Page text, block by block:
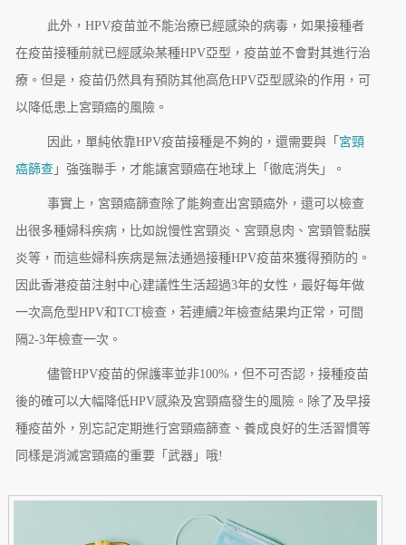
此外，HPV疫苗並不能治療已經感染的病毒，如果接種者
在疫苗接種前就已經感染某種HPV亞型，疫苗並不會對其進行治
療。但是，疫苗仍然具有預防其他高危HPV亞型感染的作用，可
以降低患上宮頸癌的風險。
因此，單純依靠HPV疫苗接種是不夠的，還需要與「 宮頸
癌篩查」強強聯手，才能讓宮頸癌在地球上「徹底消失」。
事實上，宮頸癌篩查除了能夠查出宮頸癌外，還可以檢查
出很多種婦科疾病，比如說慢性宮頸炎、宮頸息肉、宮頸管黏膜
炎等，而這些婦科疾病是無法通過接種HPV疫苗來獲得預防的。
因此香港疫苗注射中心建議性生活超過3年的女性，最好每年做
一次高危型HPV和TCT檢查，若連續2年檢查結果均正常，可間
隔2-3年檢查一次。
儘管HPV疫苗的保護率並非100%，但不可否認，接種疫苗
後的確可以大幅降低HPV感染及宮頸癌發生的風險。除了及早接
種疫苗外，別忘記定期進行宮頸癌篩查、養成良好的生活習慣等
同樣是消滅宮頸癌的重要「武器」哦!